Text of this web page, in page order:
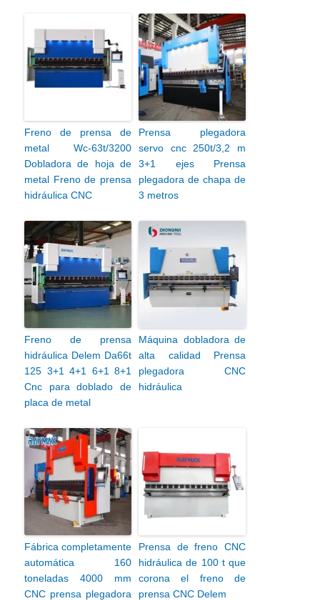
Freno de prensa de
metal Wc-63t/3200
Dobladora de hoja de
metal Freno de prensa
hidráulica CNC
Prensa plegadora
servo cnc 250t/3,2 m
3+1 ejes Prensa
plegadora de chapa de
3 metros
Freno de prensa
hidráulica Delem Da66t
125 3+1 4+1 6+1 8+1
Cnc para doblado de
placa de metal
Máquina dobladora de
alta calidad Prensa
plegadora CNC
hidráulica
Fábrica completamente
automática 160
toneladas 4000 mm
CNC prensa plegadora
Prensa de freno CNC
hidráulica de 100 t que
corona el freno de
prensa CNC Delem